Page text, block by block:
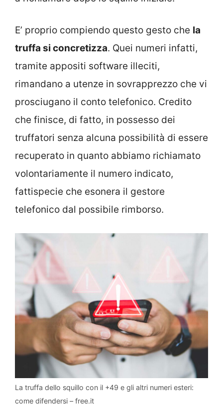
E’ proprio compiendo questo gesto che la
truffa si concretizza. Quei numeri infatti,
tramite appositi software illeciti,
rimandano a utenze in sovrapprezzo che vi
prosciugano il conto telefonico. Credito
che finisce, di fatto, in possesso dei
truffatori senza alcuna possibilità di essere
recuperato in quanto abbiamo richiamato
volontariamente il numero indicato,
fattispecie che esonera il gestore
telefonico dal possibile rimborso.
La truffa dello squillo con il +49 e gli altri numeri esteri:
come difendersi – free.it